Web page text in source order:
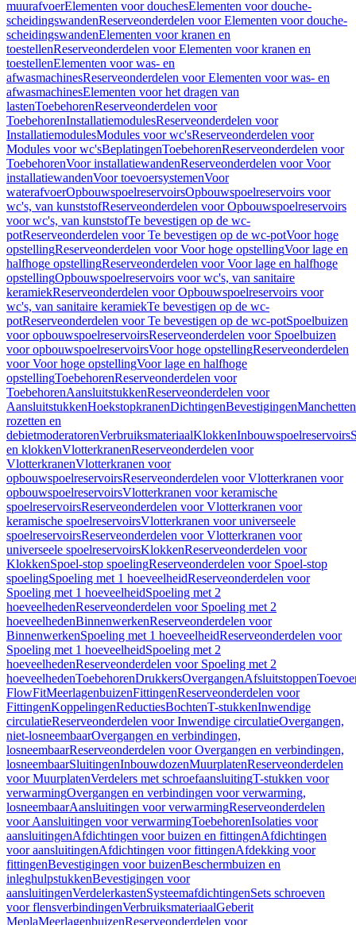
muurafvoerElementen voor douchesElementen voor douche-
scheidingswandenReserveonderdelen voor Elementen voor douche-
scheidingswandenElementen voor kranen en
toestellenReserveonderdelen voor Elementen voor kranen en
toestellenElementen voor was- en
afwasmachinesReserveonderdelen voor Elementen voor was- en
afwasmachinesElementen voor het dragen van
lastenToebehorenReserveonderdelen voor
ToebehorenInstallatiemodulesReserveonderdelen voor
InstallatiemodulesModules voor wc'sReserveonderdelen voor
Modules voor wc'sBeplatingenToebehorenReserveonderdelen voor
ToebehorenVoor installatiewandenReserveonderdelen voor Voor
installatiewandenVoor toevoersystemenVoor
waterafvoerOpbouwspoelreservoirsOpbouwspoelreservoirs voor
wc's, van kunststofReserveonderdelen voor Opbouwspoelreservoirs
voor wc's, van kunststofTe bevestigen op de wc-
potReserveonderdelen voor Te bevestigen op de wc-potVoor hoge
opstellingReserveonderdelen voor Voor hoge opstellingVoor lage en
halfhoge opstellingReserveonderdelen voor Voor lage en halfhoge
opstellingOpbouwspoelreservoirs voor wc's, van sanitaire
keramiekReserveonderdelen voor Opbouwspoelreservoirs voor
wc's, van sanitaire keramiekTe bevestigen op de wc-
potReserveonderdelen voor Te bevestigen op de wc-potSpoelbuizen
voor opbouwspoelreservoirsReserveonderdelen voor Spoelbuizen
voor opbouwspoelreservoirsVoor hoge opstellingReserveonderdelen
voor Voor hoge opstellingVoor lage en halfhoge
opstellingToebehorenReserveonderdelen voor
ToebehorenAansluitstukkenReserveonderdelen voor
AansluitstukkenHoekstopkranenDichtingenBevestigingenManchetten
rozetten en
debietmoderatorenVerbruiksmateriaalKlokkenInbouwspoelreservoirs
en klokkenVlotterkranenReserveonderdelen voor
VlotterkranenVlotterkranen voor
opbouwspoelreservoirsReserveonderdelen voor Vlotterkranen voor
opbouwspoelreservoirsVlotterkranen voor keramische
spoelreservoirsReserveonderdelen voor Vlotterkranen voor
keramische spoelreservoirsVlotterkranen voor universeele
spoelreservoirsReserveonderdelen voor Vlotterkranen voor
universeele spoelreservoirsKlokkenReserveonderdelen voor
KlokkenSpoel-stop spoelingReserveonderdelen voor Spoel-stop
spoelingSpoeling met 1 hoeveelheidReserveonderdelen voor
Spoeling met 1 hoeveelheidSpoeling met 2
hoeveelhedenReserveonderdelen voor Spoeling met 2
hoeveelhedenBinnenwerkenReserveonderdelen voor
BinnenwerkenSpoeling met 1 hoeveelheidReserveonderdelen voor
Spoeling met 1 hoeveelheidSpoeling met 2
hoeveelhedenReserveonderdelen voor Spoeling met 2
hoeveelhedenToebehorenDrukkersOvergangenAfsluitstoppen
FlowFitMeerlagenbuizenFittingenReserveonderdelen voor
FittingenKoppelingenReductiesBochtenT-stukkenInwendige
circulatieReserveonderdelen voor Inwendige circulatieOvergangen,
niet-losneembaarOvergangen en verbindingen,
losneembaarReserveonderdelen voor Overgangen en verbindingen,
losneembaarSluitingenInbouwdozenMuurplatenReserveonderdelen
voor MuurplatenVerdelers met schroefaansluitingT-stukken voor
verwarmingOvergangen en verbindingen voor verwarming,
losneembaarAansluitingen voor verwarmingReserveonderdelen
voor Aansluitingen voor verwarmingToebehorenIsolaties voor
aansluitingenAfdichtingen voor buizen en fittingenAfdichtingen
voor aansluitingenAfdichtingen voor fittingenAfdekking voor
fittingenBevestigingen voor buizenBeschermbuizen en
inleghulpstukkenBevestigingen voor
aansluitingenVerdelerkastenSysteemafdichtingenSets schroeven
voor flensverbindingenVerbruiksmateriaalGeberit
MeplaMeerlagenbuizenReserveonderdelen voor